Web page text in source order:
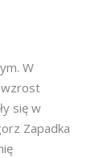
W
wzrost
się w
Zapadka